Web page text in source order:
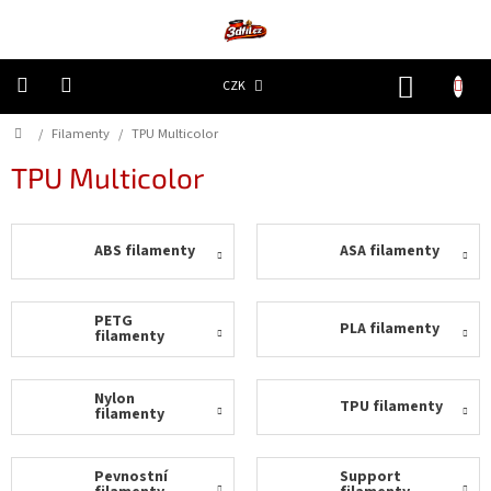
CZK
díly
ceny
Domů
/ Filamenty / TPU Multicolor
TPU Multicolor
ABS filamenty ASA filamenty
PETG
filamenty PLA filamenty
Nylon
filamenty TPU filamenty
Pevnostní Support